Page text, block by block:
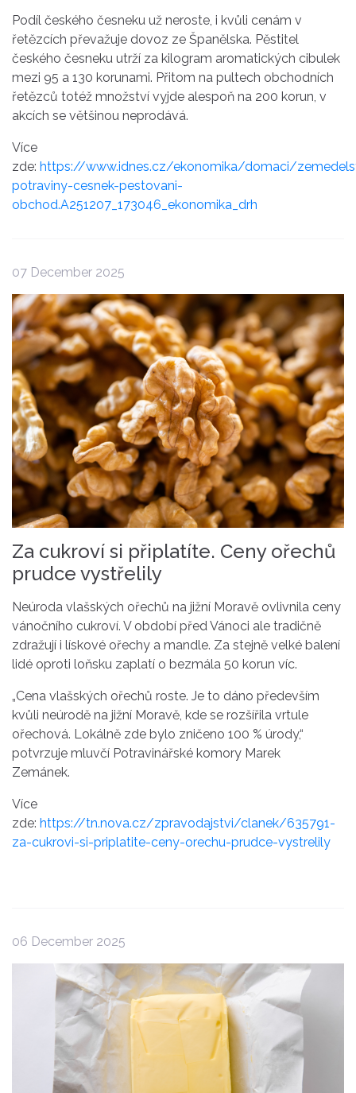
Podíl českého česneku už neroste, i kvůli cenám v
řetězcích převažuje dovoz ze Španělska. Pěstitel
českého česneku utrží za kilogram aromatických cibulek
mezi 95 a 130 korunami. Přitom na pultech obchodních
řetězců totéž množství vyjde alespoň na 200 korun, v
akcích se většinou neprodává.
Více
zde: https://www.idnes.cz/ekonomika/domaci/
potraviny-cesnek-pestovani-
obchod.A251207_173046_ekonomika_drh
07 December 2025
Za cukroví si připlatíte. Ceny ořechů
prudce vystřelily
Neúroda vlašských ořechů na jižní Moravě ovlivnila ceny
vánočního cukroví. V období před Vánoci ale tradičně
zdražují i lískové ořechy a mandle. Za stejně velké balení
lidé oproti loňsku zaplatí o bezmála 50 korun víc.
„Cena vlašských ořechů roste. Je to dáno především
kvůli neúrodě na jižní Moravě, kde se rozšířila vrtule
ořechová. Lokálně zde bylo zničeno 100 % úrody,“
potvrzuje mluvčí Potravinářské komory Marek
Zemánek.
Více
zde: https://tn.nova.cz/zpravodajstvi/clanek/635791-
za-cukrovi-si-priplatite-ceny-orechu-prudce-vystrelily
06 December 2025